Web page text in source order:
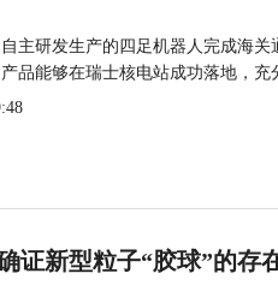
主研发生产的四足机器人完成海
品能够在瑞士核电站成功落地，
证新型粒子“胶球”的存